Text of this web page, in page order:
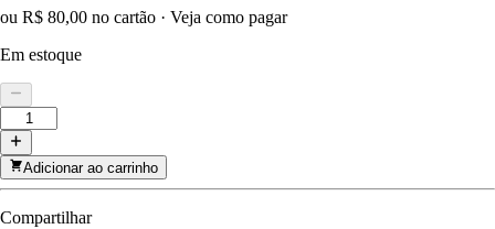
ou R$ 80,00 no cartão · Veja como pagar
Em estoque
Adicionar ao carrinho
Compartilhar